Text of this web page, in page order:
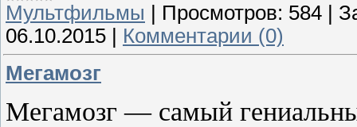
Мультфильмы | Просмотров: 584 |
06.10.2015 | Комментарии (0)
Мегамозг
Мегамозг — самый